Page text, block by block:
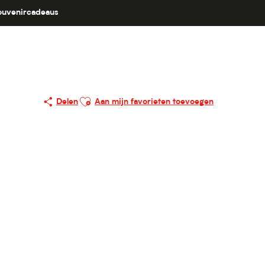
Delen
Ajouter aux favoris
Aan mijn favorieten toevoegen